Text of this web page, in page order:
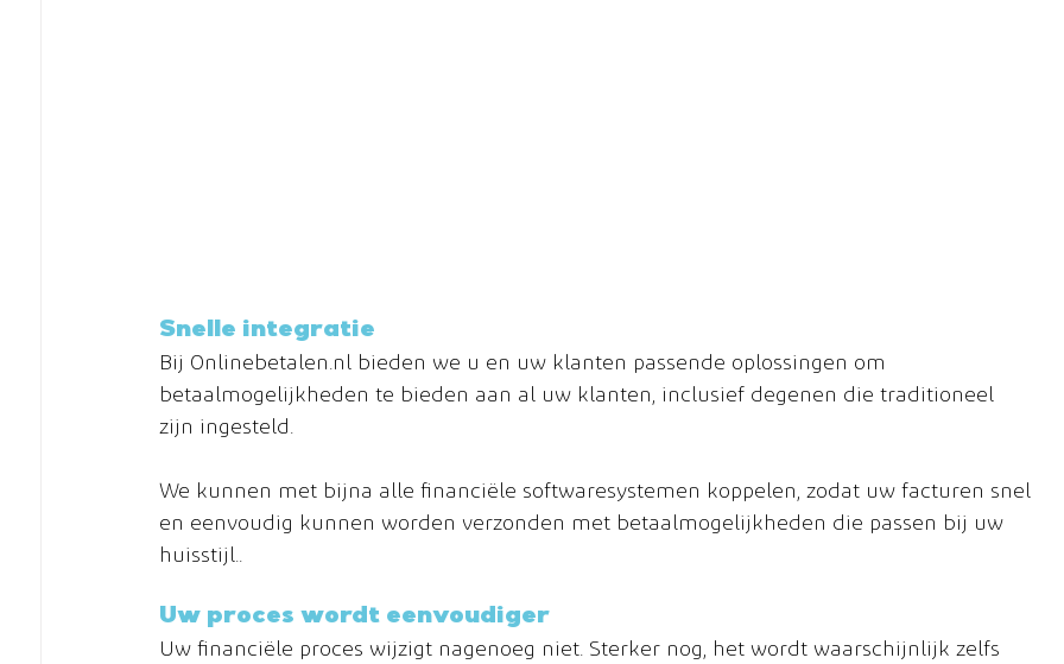
Snelle integratie
Bij Onlinebetalen.nl bieden we u en uw klanten passende oplossingen om
betaalmogelijkheden te bieden aan al uw klanten, inclusief degenen die traditioneel
zijn ingesteld.
We kunnen met bijna alle financiële softwaresystemen koppelen, zodat uw facturen snel
en eenvoudig kunnen worden verzonden met betaalmogelijkheden die passen bij uw
huisstijl..
Uw proces wordt eenvoudiger
Uw financiële proces wijzigt nagenoeg niet. Sterker nog, het wordt waarschijnlijk zelfs